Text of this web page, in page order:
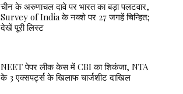
चीन के अरुणाचल दावे पर भारत का बड़ा पलटवार,
Survey of India के नक्शे पर 27 जगहें चिन्हित;
देखें पूरी लिस्ट
NEET पेपर लीक केस में CBI का शिकंजा, NTA
के 3 एक्सपर्ट्स के खिलाफ चार्जशीट दाखिल